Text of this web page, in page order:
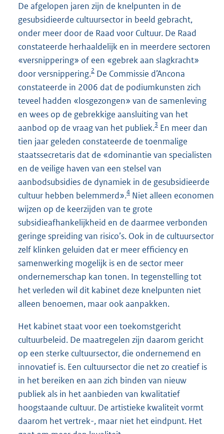
De afgelopen jaren zijn de knelpunten in de
gesubsidieerde cultuursector in beeld gebracht,
onder meer door de Raad voor Cultuur. De Raad
constateerde herhaaldelijk en in meerdere sectoren
«versnippering» of een «gebrek aan slagkracht»
door versnippering.2 De Commissie d’Ancona
constateerde in 2006 dat de podiumkunsten zich
teveel hadden «losgezongen» van de samenleving
en wees op de gebrekkige aansluiting van het
aanbod op de vraag van het publiek.3 En meer dan
tien jaar geleden constateerde de toenmalige
staatssecretaris dat de «dominantie van specialisten
en de veilige haven van een stelsel van
aanbodsubsidies de dynamiek in de gesubsidieerde
cultuur hebben belemmerd».4 Niet alleen economen
wijzen op de keerzijden van te grote
subsidieafhankelijkheid en de daarmee verbonden
geringe spreiding van risico’s. Ook in de cultuursector
zelf klinken geluiden dat er meer efficiency en
samenwerking mogelijk is en de sector meer
ondernemerschap kan tonen. In tegenstelling tot
het verleden wil dit kabinet deze knelpunten niet
alleen benoemen, maar ook aanpakken.
Het kabinet staat voor een toekomstgericht
cultuurbeleid. De maatregelen zijn daarom gericht
op een sterke cultuursector, die ondernemend en
innovatief is. Een cultuursector die net zo creatief is
in het bereiken en aan zich binden van nieuw
publiek als in het aanbieden van kwalitatief
hoogstaande cultuur. De artistieke kwaliteit vormt
daarom het vertrek-, maar niet het eindpunt. Het